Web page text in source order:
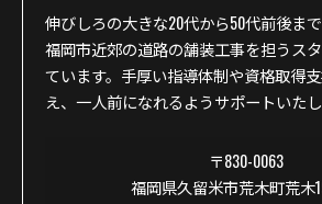
伸びしろの大きな20代から50代前後まで
福岡市近郊の道路の舗装工事を担うス
ています。手厚い指導体制や資格取得
え、一人前になれるようサポートいたし
〒830-0063
福岡県久留米市荒木町荒木